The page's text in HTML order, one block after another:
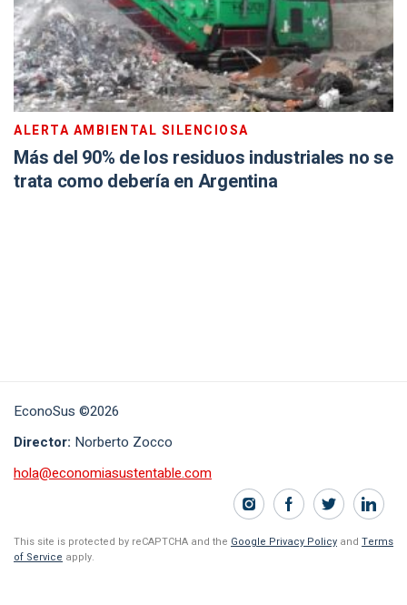
ALERTA AMBIENTAL SILENCIOSA
Más del 90% de los residuos industriales no se
trata como debería en Argentina
EconoSus ©2026
Director: Norberto Zocco
hola@economiasustentable.com
This site is protected by reCAPTCHA and the Google Privacy Policy and Terms
of Service apply.